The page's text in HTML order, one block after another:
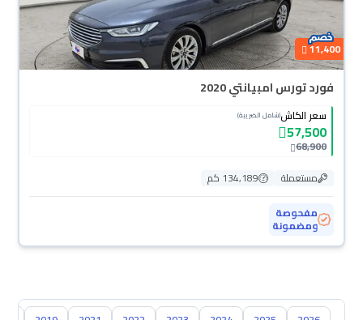
11,400
فورد تورس امبيانتي 2020
سعر الكاش(شامل الضريبة)
57,500
68,900
مستعملة
134,189 كم
مفحوصة
ومضمونة